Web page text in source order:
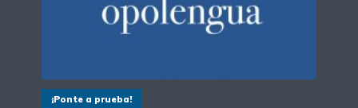
¡Ponte a prueba!